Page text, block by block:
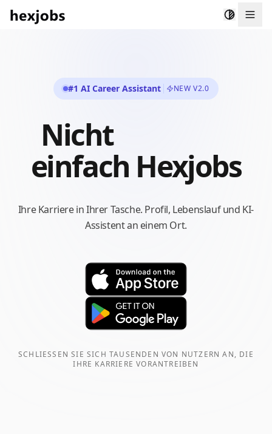
#1 AI Career Assistant NEW V2.0
Nicht
einfach Hexjobs
Ihre Karriere in Ihrer Tasche. Profil, Lebenslauf und KI-
Assistent an einem Ort.
SCHLIESSEN SIE SICH TAUSENDEN VON NUTZERN AN, DIE I
HRE KARRIERE VORANTREIBEN